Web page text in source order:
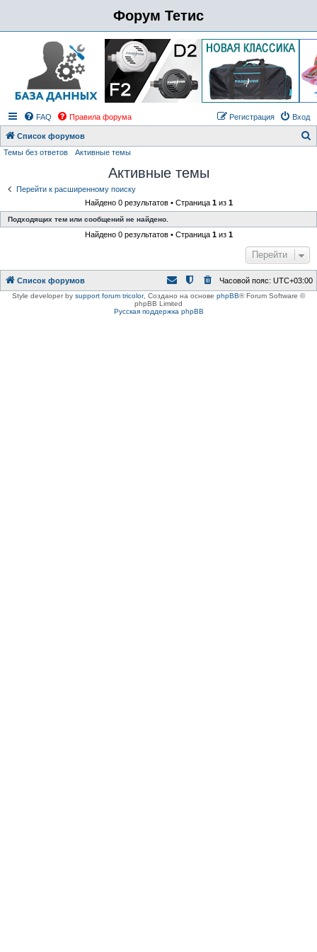
Форум Тетис
FAQ Правила форума Вход
Регистрация
Список форумов
Темы без ответов Активные темы
Активные темы
Перейти к расширенному поиску
Найдено 0 результатов • Страница 1из 1
Подходящих тем или сообщений не найдено.
Найдено 0 результатов • Страница 1из 1
Перейти
Список форумов Часовой пояс: UTC+03:00
Style developer by support forum tricolor, Создано на основе phpBB® Forum Software ©
phpBB Limited
Русская поддержка phpBB